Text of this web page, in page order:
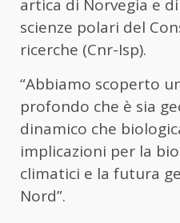
artica di Norvegia e
scienze polari del
ricerche (Cnr-Isp).
“Abbiamo scoperto
profondo che è sia
dinamico che
implicazioni per la
climatici e la futura
Nord”.